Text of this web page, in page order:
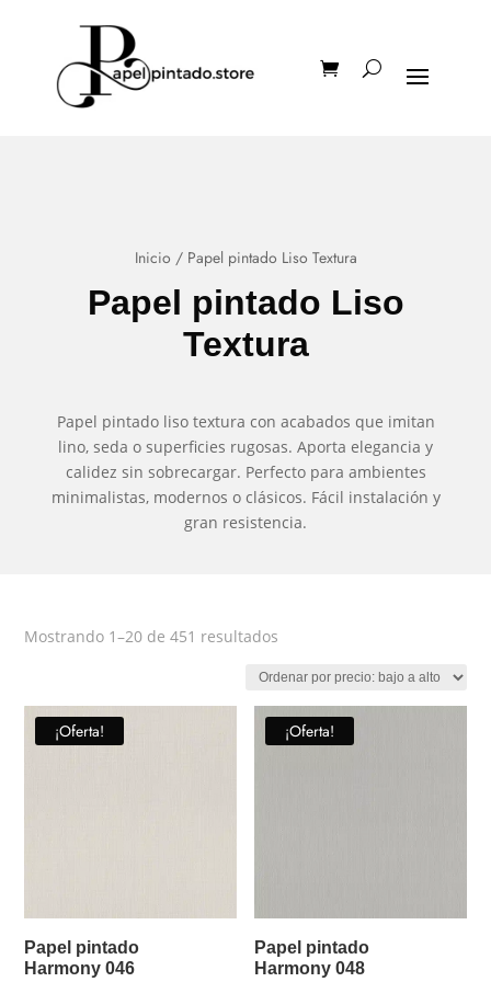
Inicio / Papel pintado Liso Textura
Papel pintado Liso
Textura
Papel pintado liso textura con acabados que imitan
lino, seda o superficies rugosas. Aporta elegancia y
calidez sin sobrecargar. Perfecto para ambientes
minimalistas, modernos o clásicos. Fácil instalación y
gran resistencia.
Mostrando 1–20 de 451 resultados
precio:
bajo
a
¡Oferta!
Papel pintado
Harmony 046
¡Oferta!
Papel pintado
Harmony 048